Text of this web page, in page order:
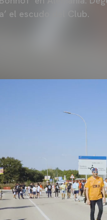
el escudo del Club.